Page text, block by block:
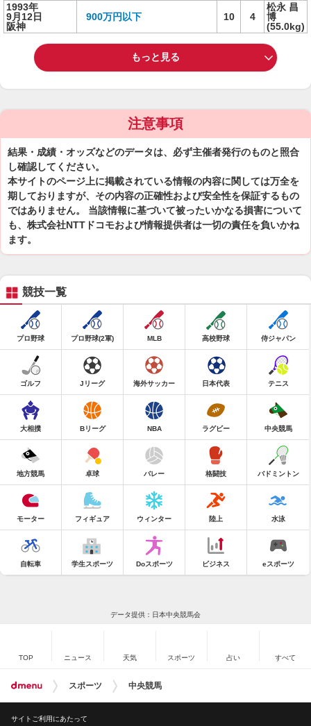
1993年
9月12日
阪神
900万円以下 10 4
松永 昌
博
(55.0kg)
もっと見る
注意事項
結果・成績・オッズなどのデータは、必ず主催者発行のものと照合
し確認してください。
本サイトのページ上に掲載されている情報の内容に関しては万全を
期しておりますが、その内容の正確性および安全性を保証するもの
ではありません。 当該情報に基づいて被ったいかなる損害について
も、株式会社NTTドコモおよび情報提供者は一切の責任を負いかね
ます。
競技一覧
プロ野球 プロ野球(2軍) MLB 高校野球 侍ジャパン
ゴルフ Jリーグ 海外サッカー 日本代表 テニス
大相撲 Bリーグ NBA ラグビー 中央競馬
地方競馬 卓球 バレー 格闘技 バドミントン
モーター フィギュア ウィンター 陸上 水泳
自転車 学生スポーツ Doスポーツ ビジネス eスポーツ
データ提供：日本中央競馬会
TOP ニュース 天気 スポーツ 占い すべて
スポーツ 中央競馬
サイトご利用にあたって